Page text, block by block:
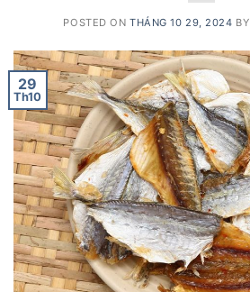
POSTED ONTHÁNG 10 29, 2024 BY
29
Th10